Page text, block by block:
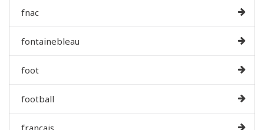
fnac
fontainebleau
foot
football
francais